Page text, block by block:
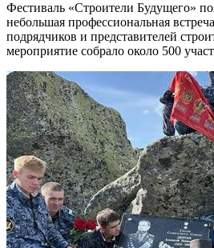
Фестиваль «Строители Будущего»
небольшая профессиональная
подрядчиков и представителей
мероприятие собрало около 500